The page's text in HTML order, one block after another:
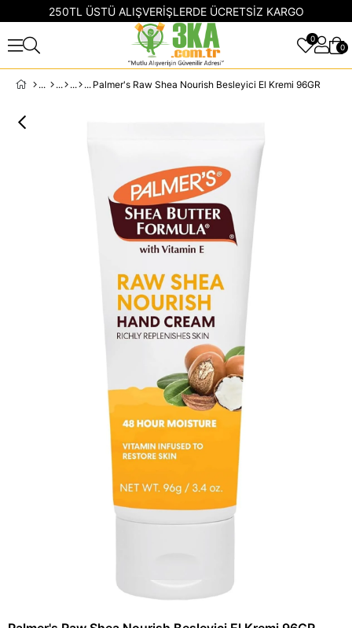
250TL ÜSTÜ ALIŞVERİŞLERDE ÜCRETSİZ KARGO
0
0
Palmer's Raw Shea Nourish Besleyici El Kremi 96GR